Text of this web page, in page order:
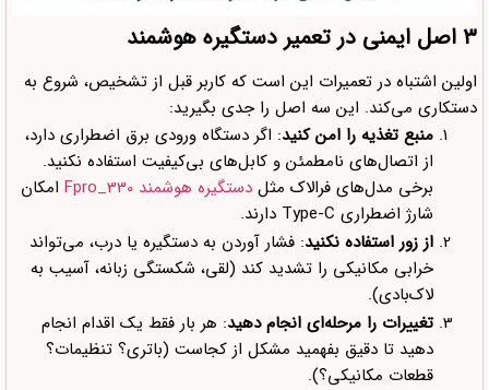
۳ اصل ایمنی در تعمیر دستگیره هوشمند
اولین اشتباه در تعمیرات این است که کاربر قبل از تشخیص، شروع به
دستکاری می‌کند. این سه اصل را جدی بگیرید:
منبع تغذیه را امن کنید: اگر دستگاه ورودی برق اضطراری دارد،
از اتصال‌های نامطمئن و کابل‌های بی‌کیفیت استفاده نکنید.
برخی مدل‌های فرالاک مثل دستگیره هوشمند Fpro_330
امکان
شارژ اضطراری Type-C دارند.
از زور استفاده نکنید: فشار آوردن به دستگیره یا درب، می‌تواند
خرابی مکانیکی را تشدید کند (لقی، شکستگی زبانه، آسیب به
لاک‌بادی).
تغییرات را مرحله‌ای انجام دهید: هر بار فقط یک اقدام انجام
دهید تا دقیق بفهمید مشکل از کجاست (باتری؟ تنظیمات؟
قطعات مکانیکی؟).